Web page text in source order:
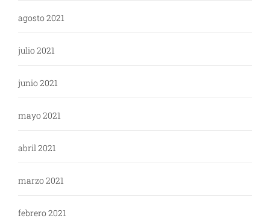
agosto 2021
julio 2021
junio 2021
mayo 2021
abril 2021
marzo 2021
febrero 2021